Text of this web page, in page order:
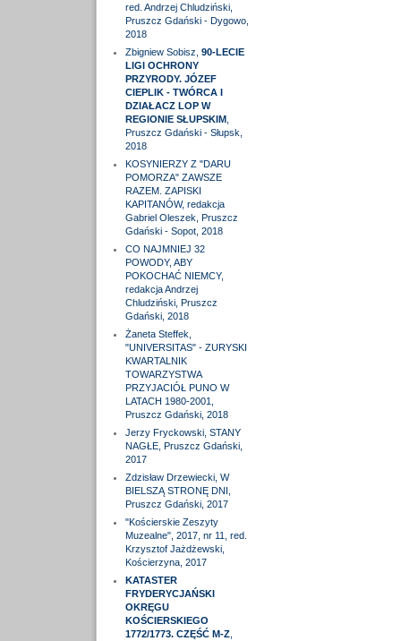
red. Andrzej Chludziński,
Pruszcz Gdański - Dygowo,
2018
Zbigniew Sobisz, 90-LECIE
LIGI OCHRONY
PRZYRODY. JÓZEF
CIEPLIK - TWÓRCA I
DZIAŁACZ LOP W
REGIONIE SŁUPSKIM,
Pruszcz Gdański - Słupsk,
2018
KOSYNIERZY Z "DARU
POMORZA" ZAWSZE
RAZEM. ZAPISKI
KAPITANÓW, redakcja
Gabriel Oleszek, Pruszcz
Gdański - Sopot, 2018
CO NAJMNIEJ 32
POWODY, ABY
POKOCHAĆ NIEMCY,
redakcja Andrzej
Chludziński, Pruszcz
Gdański, 2018
Żaneta Steffek,
"UNIVERSITAS" - ZURYSKI
KWARTALNIK
TOWARZYSTWA
PRZYJACIÓŁ PUNO W
LATACH 1980-2001,
Pruszcz Gdański, 2018
Jerzy Fryckowski, STANY
NAGŁE, Pruszcz Gdański,
2017
Zdzisław Drzewiecki, W
BIELSZĄ STRONĘ DNI,
Pruszcz Gdański, 2017
"Kościerskie Zeszyty
Muzealne", 2017, nr 11, red.
Krzysztof Jażdżewski,
Kościerzyna, 2017
KATASTER
FRYDERYCJAŃSKI
OKRĘGU
KOŚCIERSKIEGO
1772/1773. CZĘŚĆ M-Z,